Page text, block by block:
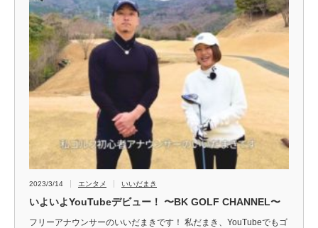
2023/3/14 エンタメ いいだまき
いよいよYouTubeデビュー！ 〜BK GOLF CHANNEL〜
フリーアナウンサーのいいだまきです！ 私だまき、YouTubeでもゴ